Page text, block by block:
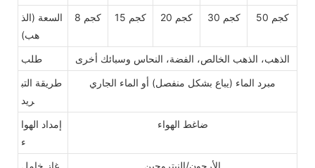
السعة (الذ
هب)
8 كجم 15 كجم 20 كجم 30 كجم 50 كجم
طلب
الذهب، الذهب الخالص، الفضة، النحاس وسبائك أخرى
طريقة التب
ريد
مبرد الماء (يباع بشكل منفصل) أو الماء الجاري
إمداد الهوا
ء
ضاغط الهواء
غاز خامل
الأرجون/النيتروجين